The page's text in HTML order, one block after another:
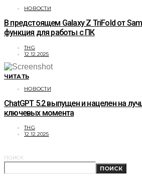
НОВОСТИ
В предстоящем Galaxy Z TriFold от
функция для работы с ПК
THG
12.12.2025
ЧИТАТЬ
НОВОСТИ
ChatGPT 5.2 выпущен и нацелен на
ключевых момента
THG
12.12.2025
ПОИСК
ПОИСК